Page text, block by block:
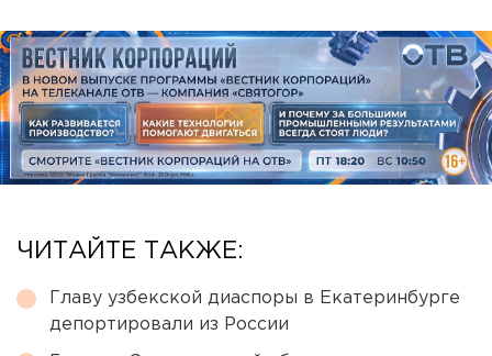
ЧИТАЙТЕ ТАКЖЕ:
Главу узбекской диаспоры в Екатеринбурге
депортировали из России